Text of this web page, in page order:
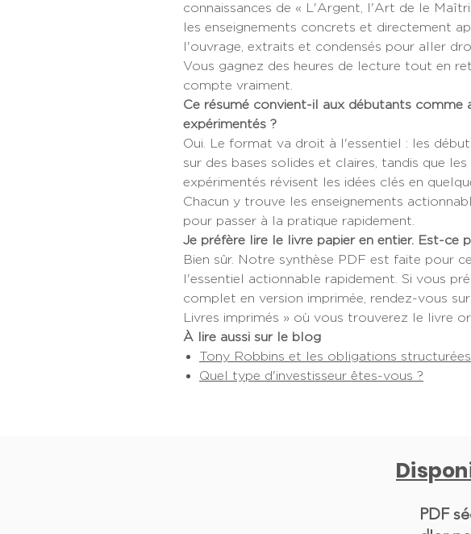
connaissances de « L'Argent, l'Art de le
les enseignements concrets et directement
l'ouvrage, extraits et condensés pour aller
Vous gagnez des heures de lecture tout en
compte vraiment.
Ce résumé convient-il aux débutants comme
expérimentés ?
Oui. Le format va droit à l'essentiel : les
sur des bases solides et claires, tandis que
expérimentés révisent les idées clés en
Chacun y trouve les enseignements
pour passer à la pratique rapidement.
Je préfère lire le livre papier en entier. Est-ce
Bien sûr. Notre synthèse PDF est faite pour
l'essentiel actionnable rapidement. Si vous
complet en version imprimée, rendez-vous
Livres imprimés » où vous trouverez le livre
À lire aussi sur le blog
Tony Robbins et les obligations structurées
Quel type d'investisseur êtes-vous ?
PDF